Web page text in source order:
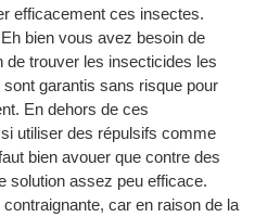
efficacement ces insectes.
bien vous avez besoin de
de trouver les insecticides les
garantis sans risque pour
En dehors de ces
utiliser des répulsifs comme
bien avouer que contre des
solution assez peu efficace.
car en raison de la